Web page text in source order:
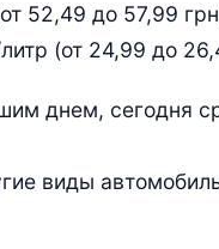
52,49 до 57,99
(от 24,99 до
днем, сегодня
виды